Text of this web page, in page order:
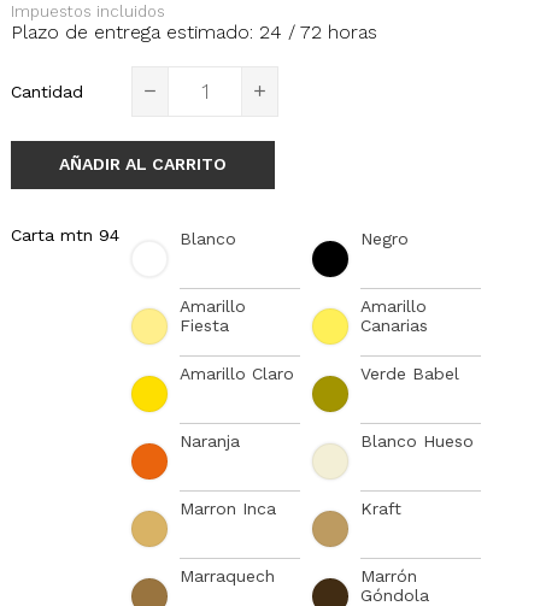
Impuestos incluidos
Plazo de entrega estimado: 24 / 72 horas
Cantidad
AÑADIR AL CARRITO
Carta mtn 94 Blanco Negro
Amarillo
Fiesta
Amarillo
Canarias
Amarillo Claro Verde Babel
Naranja Blanco Hueso
Marron Inca Kraft
Marraquech
Marrón
Góndola